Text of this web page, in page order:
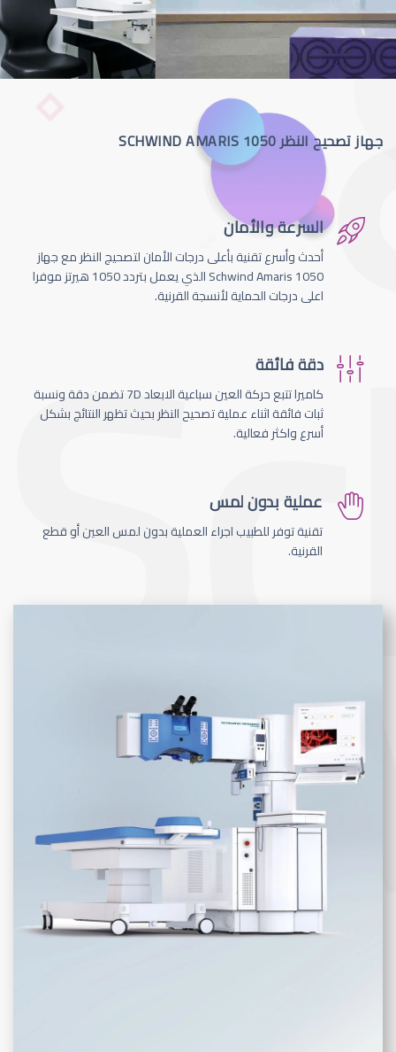
جهاز تصحيح النظر SCHWIND AMARIS 1050
السرعة والأمان
أحدث وأسرع تقنية بأعلى درجات الأمان لتصحيج النظر مع جهاز
Schwind Amaris 1050 الذي يعمل بتردد 1050 هيرتز موفرا
اعلى درجات الحماية لأنسجة القرنية.
دقة فائقة
كاميرا تتبع حركة العين سباعية الابعاد 7D تضمن دقة ونسبة
ثبات فائقة اثناء عملية تصحيح النظر بحيث تظهر النتائج بشكل
أسرع واكثر فعالية.
عملية بدون لمس
تقنية توفر للطبيب اجراء العملية بدون لمس العين أو قطع
القرنية.